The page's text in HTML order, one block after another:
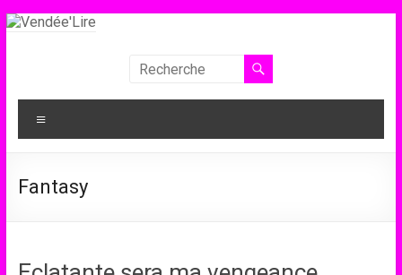
Aller
Vendée'Lire
Le
prix
collégiens
Fantasy